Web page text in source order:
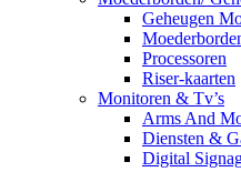
Geheugen
Processoren
Riser-kaarten
Monitoren & Tv’s
Arms And
Diensten &
Digital